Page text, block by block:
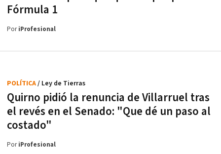
Fórmula 1
PoriProfesional
Quirno pidió la renuncia de Villarruel tras
el revés en el Senado: "Que dé un paso al
costado"
POLÍTICA/ Ley de Tierras
PoriProfesional